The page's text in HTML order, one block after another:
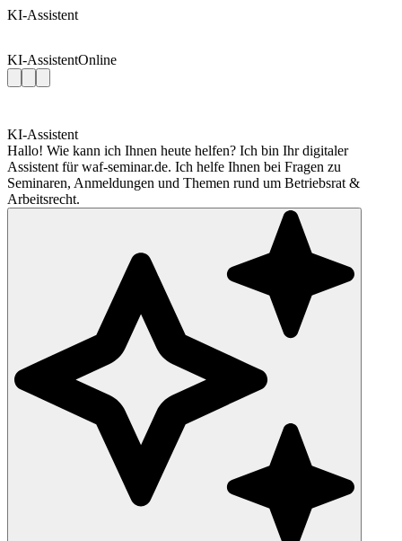
KI-Assistent
KI-AssistentOnline
KI-Assistent
Hallo! Wie kann ich Ihnen heute helfen? Ich bin Ihr digitaler
Assistent für waf-seminar.de. Ich helfe Ihnen bei Fragen zu
Seminaren, Anmeldungen und Themen rund um Betriebsrat &
Arbeitsrecht.